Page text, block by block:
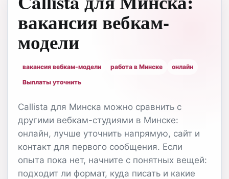
вакансия вебкам-
модели
вакансия вебкам-модели работа в Минске
онлайн
Выплаты уточнить
Callista для Минска можно сравнить с
другими вебкам-студиями в Минске:
онлайн, лучше уточнить напрямую, сайт и
контакт для первого сообщения. Если
опыта пока нет, начните с понятных вещей:
подходит ли формат, куда писать и какие